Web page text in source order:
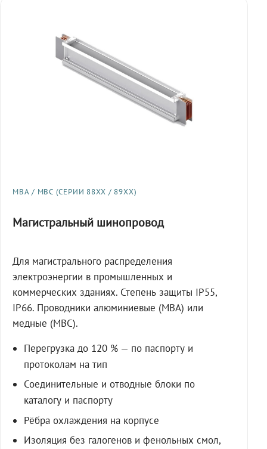
МВА / МВС (СЕРИИ 88XX / 89XX)
Магистральный шинопровод
Для магистрального распределения
электроэнергии в промышленных и
коммерческих зданиях. Степень защиты IP55,
IP66. Проводники алюминиевые (МВА) или
медные (МВС).
Перегрузка до 120 % — по паспорту и
протоколам на тип
Соединительные и отводные блоки по
каталогу и паспорту
Рёбра охлаждения на корпусе
Изоляция без галогенов и фенольных смол,